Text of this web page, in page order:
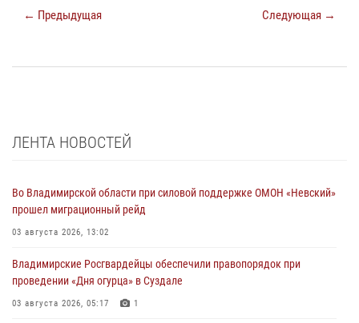
← Предыдущая Следующая →
ЛЕНТА НОВОСТЕЙ
Во Владимирской области при силовой поддержке ОМОН «Невский»
прошел миграционный рейд
03 августа 2026, 13:02
Владимирские Росгвардейцы обеспечили правопорядок при
проведении «Дня огурца» в Суздале
03 августа 2026, 05:17 1